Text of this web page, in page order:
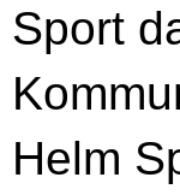
Sport
Helm